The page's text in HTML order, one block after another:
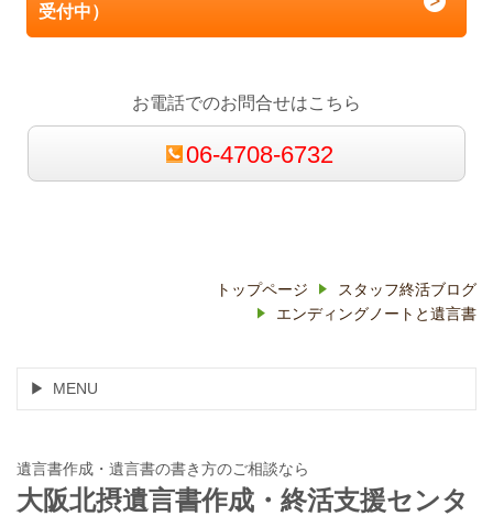
受付中）
お電話でのお問合せはこちら
06-4708-6732
トップページ
スタッフ終活ブログ
エンディングノートと遺言書
MENU
遺言書作成・遺言書の書き方のご相談なら
大阪北摂遺言書作成・終活支援センタ